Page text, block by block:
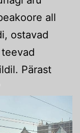
all
ostavad
Pärast